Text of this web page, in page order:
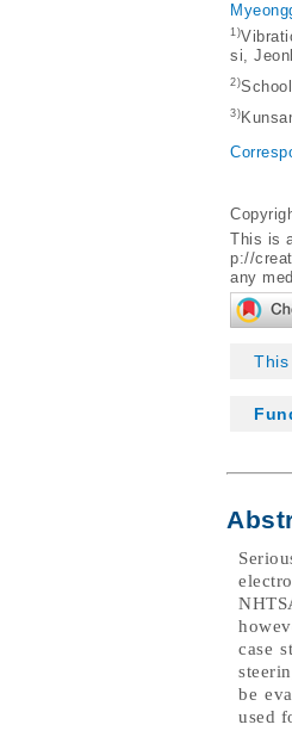
1)
si,
2)
3)
This is
p://
any
case
be
used